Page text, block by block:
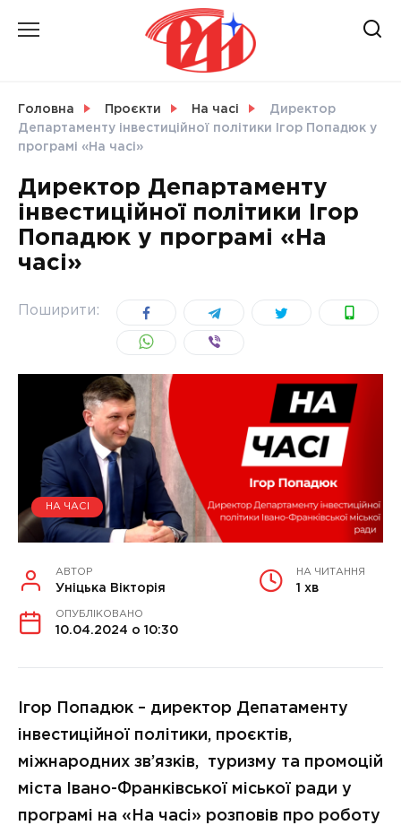
СВІТ
УКРАЇНА
Головна Проєкти На часі
Директор
Департаменту інвестиційної політики Ігор Попадюк у
програмі «На часі»
Директор Департаменту
інвестиційної політики Ігор
Попадюк у програмі «На
часі»
Поширити:
НА ЧАСІ
АВТОР
Уніцька Вікторія
НА ЧИТАННЯ
1 хв
ОПУБЛІКОВАНО
10.04.2024 о 10:30
Ігор Попадюк – директор Депатаменту
інвестиційної політики, проєктів,
міжнародних зв’язків, туризму та промоцій
міста Івано-Франківської міської ради у
програмі на «На часі» розповів про роботу